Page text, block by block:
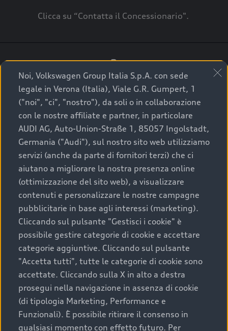
Clicca su “Contatta il Concessionario".
3
A breve verrai ricontattato dal Customer Care
Audi Center o direttamente dal Concessionario
che ti supporterà per finalizzare la tua richiesta.
La qualità di acquistare
un’auto usata Audi
Scegliere un’auto usata è una decisione che coniuga
convenienza, affidabilità e sostenibilità. Per fare un
acquisto sicuro, è essenziale considerare aspetti
determinanti come la garanzia inclusa e l’affidabilità del
marchio. Audi offre l’auto usata perfetta tramite Audi
Prima Scelta :plus
Noi, Volkswagen Group Italia S.p.A. con sede
legale in Verona (Italia), Viale G.R. Gumpert, 1
("noi", "ci", "nostro"), da soli o in collaborazione
con le nostre affiliate e partner, in particolare
AUDI AG, Auto-Union-Straße 1, 85057 Ingolstadt,
Germania ("Audi"), sul nostro sito web utilizziamo
servizi (anche da parte di fornitori terzi) che ci
aiutano a migliorare la nostra presenza online
(ottimizzazione del sito web), a visualizzare
contenuti e personalizzare le nostre campagne
pubblicitarie in base agli interessi (marketing).
Cliccando sul pulsante "Gestisci i cookie" è
possibile gestire categorie di cookie e accettare
categorie aggiuntive. Cliccando sul pulsante
"Accetta tutti", tutte le categorie di cookie sono
accettate. Cliccando sulla X in alto a destra
prosegui nella navigazione in assenza di cookie
(di tipologia Marketing, Performance e
Funzionali). È possibile ritirare il consenso in
qualsiasi momento con effetto futuro. Per